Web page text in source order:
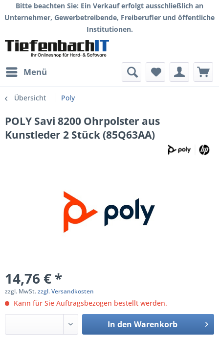
Bitte beachten Sie: Ein Verkauf erfolgt ausschließlich an
Unternehmer, Gewerbetreibende, Freiberufler und öffentliche
Institutionen.
Menü
Übersicht Poly
POLY Savi 8200 Ohrpolster aus
Kunstleder 2 Stück (85Q63AA)
14,76 € *
zzgl. MwSt.zzgl. Versandkosten
Kann für Sie Auftragsbezogen bestellt werden.
In den Warenkorb